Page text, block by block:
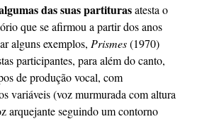
das suas partiturasatesta o
que se afirmou a partir dos anos
alguns exemplos, Prismes(1970)
participantes, para além do canto,
de produção vocal, com
variáveis (voz murmurada com altura
arquejante seguindo um contorno